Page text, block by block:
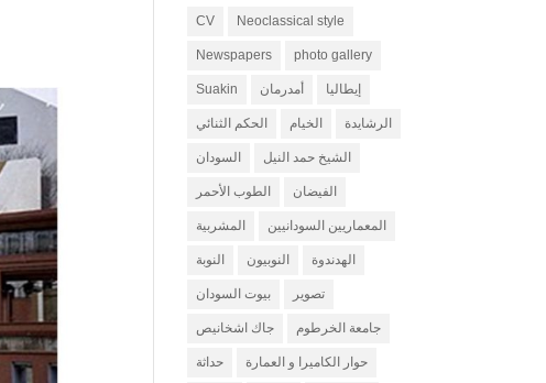
CV Neoclassical style
Newspapers photo gallery
Suakin أمدرمان إيطاليا
الحكم الثنائي الخيام الرشايدة
السودان الشيخ حمد النيل
الطوب الأحمر الفيضان
المشربية المعماريين السودانيين
النوبة النوبيون الهدندوة
بيوت السودان تصوير
جاك اشخانيص جامعة الخرطوم
حداثة حوار الكاميرا و العمارة